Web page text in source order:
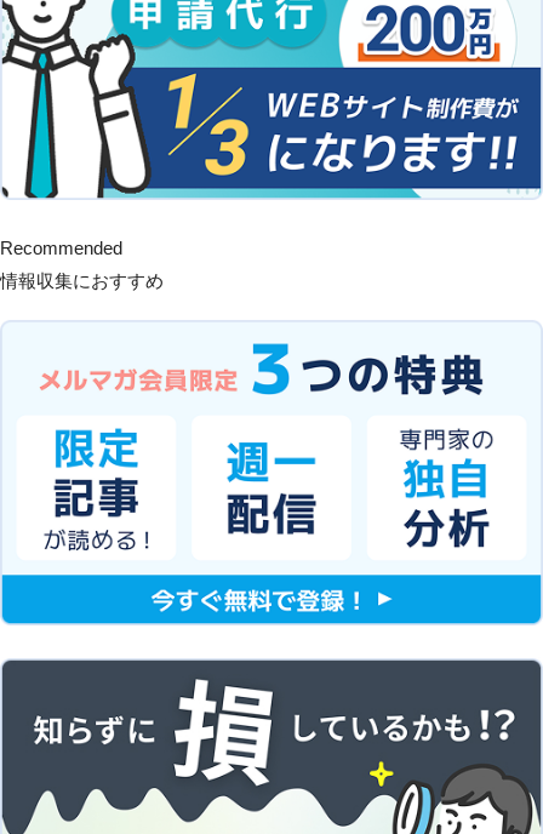
Recommended
情報収集におすすめ